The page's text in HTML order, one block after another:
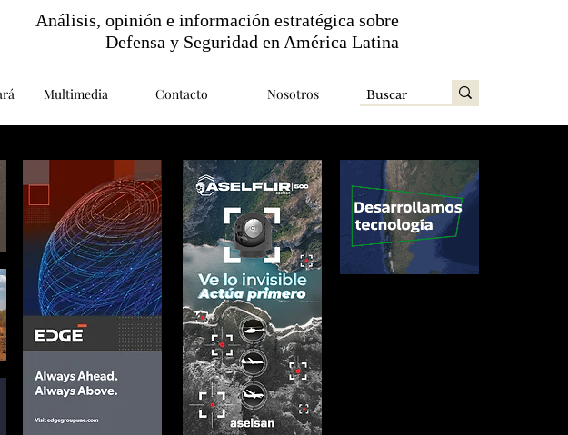
Multimedia Contacto Nosotros
Análisis, opinión e información estratégica sobre
Defensa y Seguridad en América Latina